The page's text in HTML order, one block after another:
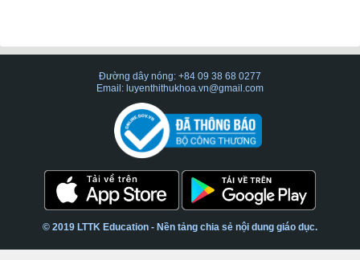
Đường dây nóng: +84 09 38 68 0277
Email: luyenthithukhoa.vn@gmail.com
© 2019 LTTK Education - Nền tảng chia sẻ nội dung giáo dục.